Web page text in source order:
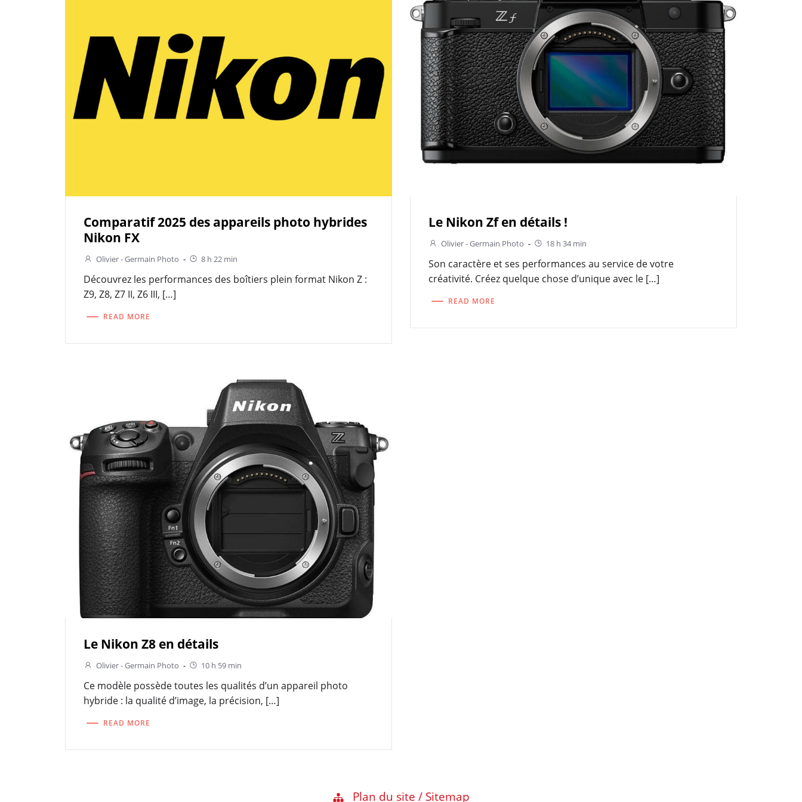
Comparatif 2025 des appareils photo hybrides
Nikon FX
Olivier - Germain Photo - 8 h 22 min
Découvrez les performances des boîtiers plein format Nikon Z :
Z9, Z8, Z7 II, Z6 III, […]
READ MORE
Le Nikon Zf en détails !
Olivier - Germain Photo - 18 h 34 min
Son caractère et ses performances au service de votre
créativité. Créez quelque chose d’unique avec le […]
READ MORE
Le Nikon Z8 en détails
Olivier - Germain Photo - 10 h 59 min
Ce modèle possède toutes les qualités d’un appareil photo
hybride : la qualité d’image, la précision, […]
READ MORE
Plan du site / Sitemap